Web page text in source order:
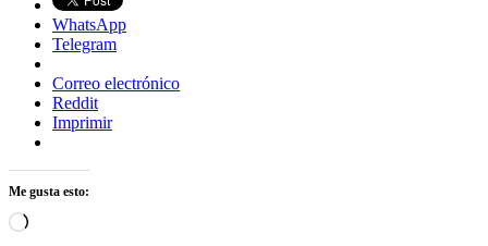
WhatsApp
Telegram
Correo electrónico
Reddit
Imprimir
Me gusta esto:
Cargando...